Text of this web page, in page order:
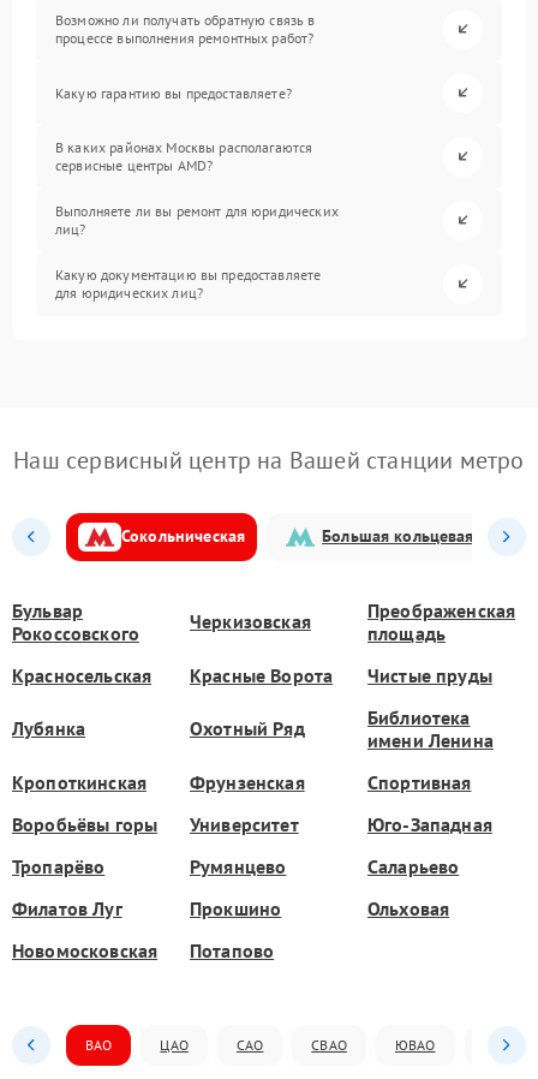
Возможно ли получать обратную связь в
процессе выполнения ремонтных работ?
Какую гарантию вы предоставляете?
В каких районах Москвы располагаются
сервисные центры AMD?
Выполняете ли вы ремонт для юридических
лиц?
Какую документацию вы предоставляете
для юридических лиц?
Наш сервисный центр на Вашей станции метро
Сокольническая Большая кольцевая
Бульвар
Рокоссовского
Черкизовская
Преображенская
площадь
Красносельская
Красные Ворота Чистые пруды
Лубянка Охотный Ряд
Библиотека
имени Ленина
Кропоткинская
Фрунзенская
Спортивная
Воробьёвы горы
Университет
Юго-Западная
Тропарёво
Румянцево
Саларьево
Филатов Луг
Прокшино
Ольховая
Новомосковская
Потапово
ВАО ЦАО САО СВАО ЮВАО ЮАО